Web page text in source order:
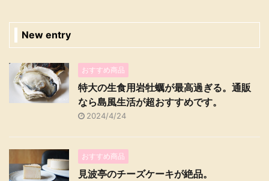
New entry
おすすめ商品
特大の生食用岩牡蠣が最高過ぎる。通販
なら島風生活が超おすすめです。
2024/4/24
おすすめ商品
見波亭のチーズケーキが絶品。